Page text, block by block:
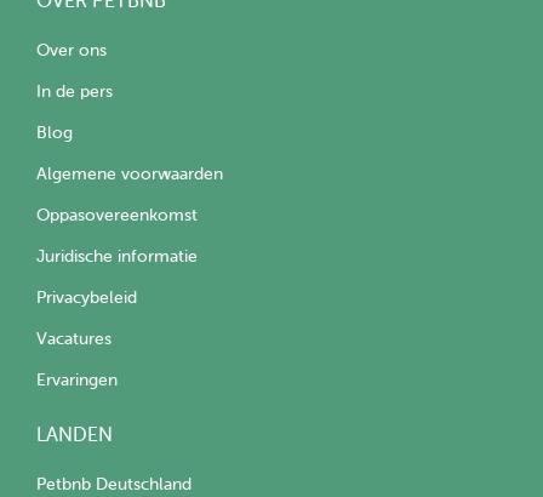
Over ons
In de pers
Blog
Algemene voorwaarden
Oppasovereenkomst
Juridische informatie
Privacybeleid
Vacatures
Ervaringen
LANDEN
Petbnb Deutschland